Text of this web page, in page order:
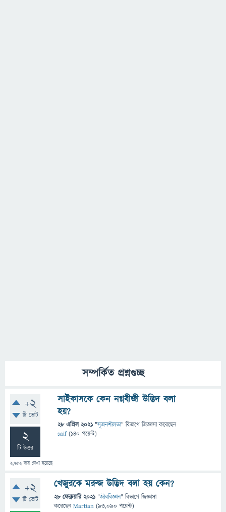
সম্পর্কিত প্রশ্নগুচ্ছ
+2
টি ভোট
2
টি উত্তর
2,752বার দেখা হয়েছে
সাইকাসকে কেন নগ্নবীজী উদ্ভিদ বলা
হয়?
28 এপ্রিল 2021 "সৃজনশীলতা" বিভাগে জিজ্ঞাসাকরেছেন
saif (140 পয়েন্ট)
+2
টি ভোট
খেজুরকে মরুজ উদ্ভিদ বলা হয় কেন?
28 ফেব্রুয়ারি 2021 "জীববিজ্ঞান" বিভাগে জিজ্ঞাসা
করেছেনMartian (93,090 পয়েন্ট)